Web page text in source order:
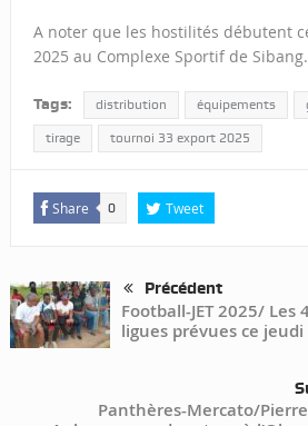
A noter que les hostilités débutent
2025 au Complexe Sportif de Sibang.
Tags: distribution équipements
tirage tournoi 33 export 2025
Share 0 Tweet
Précédent
Football-JET 2025/ Les
ligues prévues ce
Panthères-Mercato/